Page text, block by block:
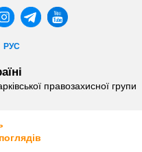
РУС
правозахисної групи